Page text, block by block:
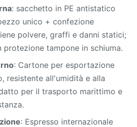
: sacchetto in PE antistatico
unico + confezione
polvere, graffi e danni statici;
tampone in schiuma.
: Cartone per esportazione
resistente all'umidità e alla
per il trasporto marittimo e
: Espresso internazionale